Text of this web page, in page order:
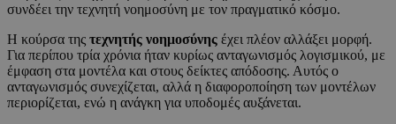
συνδέει την τεχνητή νοημοσύνη με τον πραγματικό κόσμο.
Η κούρσα της τεχνητής νοημοσύνης έχει πλέον αλλάξει μορφή.
Για περίπου τρία χρόνια ήταν κυρίως ανταγωνισμός λογισμικού, με
έμφαση στα μοντέλα και στους δείκτες απόδοσης. Αυτός ο
ανταγωνισμός συνεχίζεται, αλλά η διαφοροποίηση των μοντέλων
περιορίζεται, ενώ η ανάγκη για υποδομές αυξάνεται.